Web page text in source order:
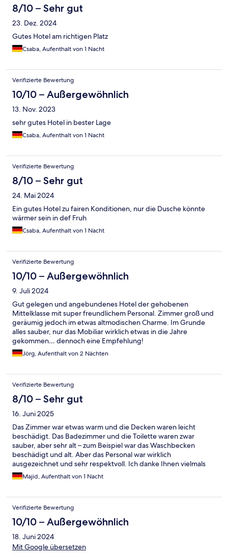
8/10 – Sehr gut
23. Dez. 2024
Gutes Hotel am richtigen Platz
Csaba, Aufenthalt von 1 Nacht
Verifizierte Bewertung
10/10 – Außergewöhnlich
13. Nov. 2023
sehr gutes Hotel in bester Lage
Csaba, Aufenthalt von 1 Nacht
Verifizierte Bewertung
8/10 – Sehr gut
24. Mai 2024
Ein gutes Hotel zu fairen Konditionen, nur die Dusche könnte
wärmer sein in def Fruh
Csaba, Aufenthalt von 1 Nacht
Verifizierte Bewertung
10/10 – Außergewöhnlich
9. Juli 2024
Gut gelegen und angebundenes Hotel der gehobenen
Mittelklasse mit super freundlichem Personal. Zimmer groß und
geräumig jedoch im etwas altmodischen Charme. Im Grunde
alles sauber, nur das Mobiliar wirklich etwas in die Jahre
gekommen… dennoch eine Empfehlung!
Jörg, Aufenthalt von 2 Nächten
Verifizierte Bewertung
8/10 – Sehr gut
16. Juni 2025
Das Zimmer war etwas warm und die Decken waren leicht
beschädigt. Das Badezimmer und die Toilette waren zwar
sauber, aber sehr alt – zum Beispiel war das Waschbecken
beschädigt und alt. Aber das Personal war wirklich
ausgezeichnet und sehr respektvoll. Ich danke Ihnen vielmals
für Ihre Gastfreundschaft.“
Majid, Aufenthalt von 1 Nacht
Verifizierte Bewertung
10/10 – Außergewöhnlich
18. Juni 2024
Mit Google übersetzen